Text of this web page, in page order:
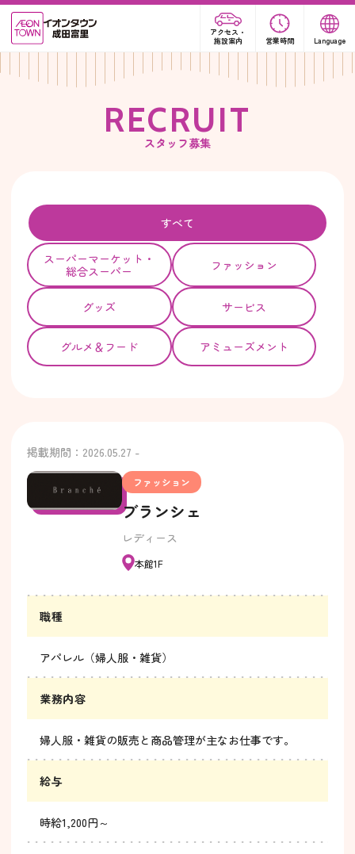
アクセス・
施設案内
営業時間 Language
RECRUIT
スタッフ募集
すべて
スーパーマーケット・
総合スーパー
ファッション
グッズ サービス
グルメ＆フード アミューズメント
掲載期間：2026.05.27 -
ファッション
ブランシェ
レディース
本館1F
職種
アパレル（婦人服・雑貨）
業務内容
婦人服・雑貨の販売と商品管理が主なお仕事です。
給与
時給1,200円～